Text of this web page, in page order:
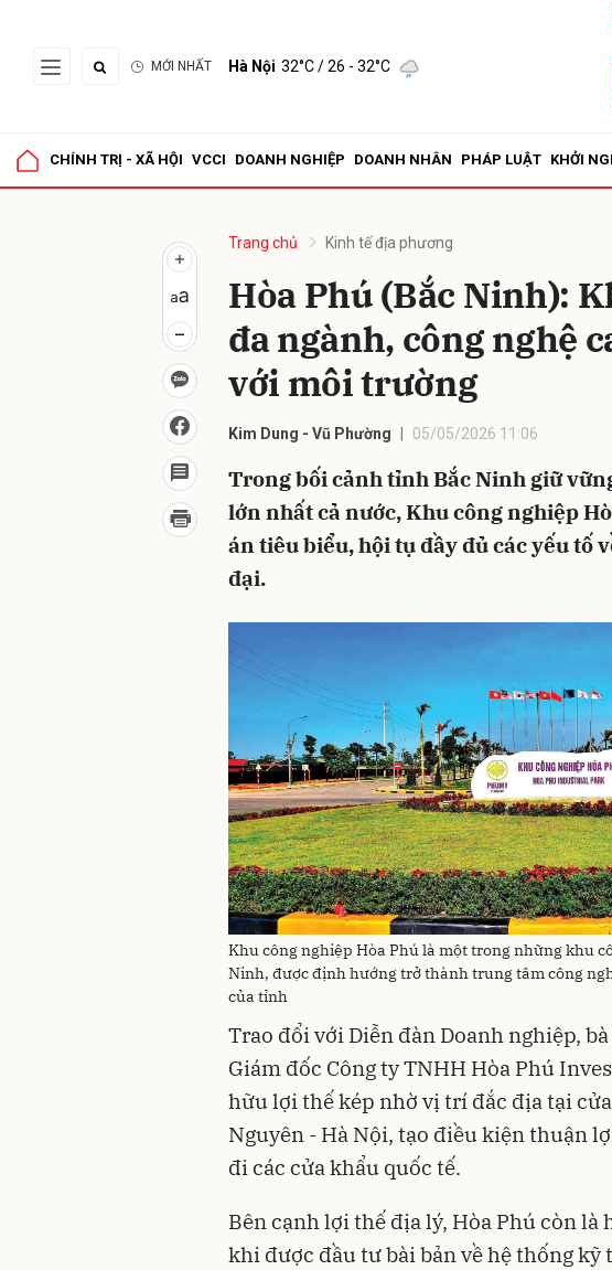
MỚI NHẤT Hà Nội 32°C/ 26 - 32°C
CHÍNH TRỊ - XÃ HỘI VCCI DOANH NGHIỆP DOANH NHÂN PHÁP LUẬT KHỞI
Trang chủ Kinh tế địa phương
Hòa Phú (Bắc Ninh):
đa ngành, công nghệ
với môi trường
Kim Dung - Vũ Phường 05/05/2026 11:06
Trong bối cảnh tỉnh Bắc Ninh giữ
lớn nhất cả nước, Khu công nghiệp
án tiêu biểu, hội tụ đầy đủ các yếu tố
đại.
Khu công nghiệp Hòa Phú là một trong những khu
Ninh, được định hướng trở thành trung tâm công
của tỉnh
Trao đổi với Diễn đàn Doanh nghiệp,
Giám đốc Công ty TNHH Hòa Phú
hữu lợi thế kép nhờ vị trí đắc địa tại
Nguyên - Hà Nội, tạo điều kiện thuận
đi các cửa khẩu quốc tế.
Bên cạnh lợi thế địa lý, Hòa Phú còn là
khi được đầu tư bài bản về hệ thống